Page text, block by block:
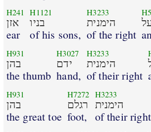
H241
אזן
ear
H1121
בניו
of his sons,
H3233
הימנית
of the right
H931
בהן
the thumb
H3027
ידם
hand,
H3233
הימנית
of their right
H931
בהן
the great toe
H7272
רגלם
foot,
H3233
הימנית
of their right